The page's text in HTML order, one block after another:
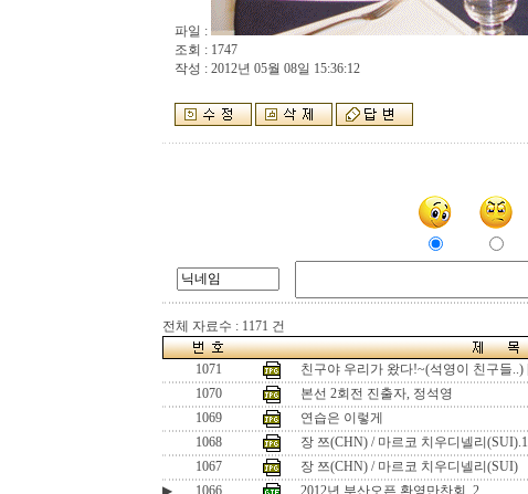
파일 :
조회 : 1747
작성 : 2012년 05월 08일 15:36:12
전체 자료수 : 1171 건
1071 친구야 우리가 왔다!~(석영이 친구들..)
1070
본선 2회전 진출자, 정석영
1069
연습은 이렇게
1068
장 쯔(CHN) / 마르코 치우디넬리(SUI).1
1067
장 쯔(CHN) / 마르코 치우디넬리(SUI)
▶
1066 2012년 부산오픈 환영만찬회,,2